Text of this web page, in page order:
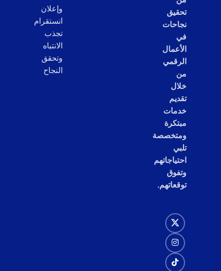
تحقيق
نجاحات
في
الأعمال
الرقمي
من
خلال
تقديم
خدمات
مبتكرة
ومتخصصة
تلبي
احتياجاتهم
وتفوق
توقعاتهم.
وإعلان
انستقرام
تجذب
الانتباه
وتحقق
النجاح